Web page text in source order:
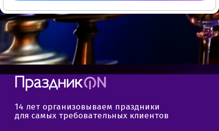
14 лет организовываем праздники
для самых требовательных клиентов